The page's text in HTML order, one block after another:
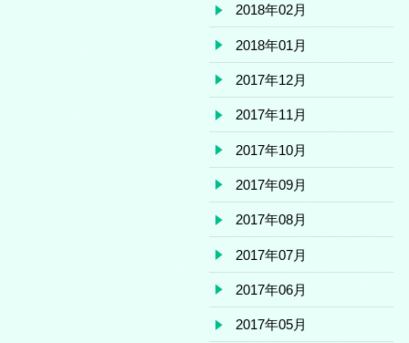
2018年02月
2018年01月
2017年12月
2017年11月
2017年10月
2017年09月
2017年08月
2017年07月
2017年06月
2017年05月